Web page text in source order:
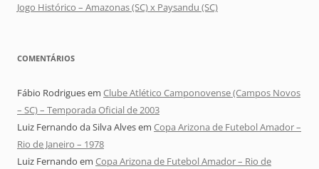
Jogo Histórico – Amazonas (SC) x Paysandu (SC)
COMENTÁRIOS
Fábio Rodriguesem Clube Atlético Camponovense (Campos Novos
– SC) – Temporada Oficial de 2003
Luiz Fernando da Silva Alvesem Copa Arizona de Futebol Amador –
Rio de Janeiro – 1978
Luiz Fernando em Copa Arizona de Futebol Amador – Rio de